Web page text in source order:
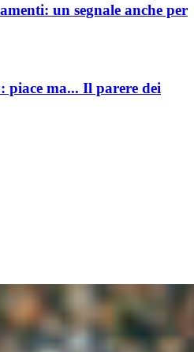
un segnale anche per
piace ma... Il parere dei